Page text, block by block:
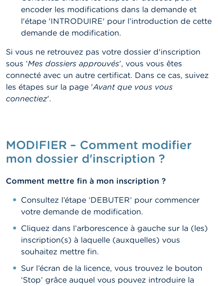
encoder les modifications dans la demande et
l'étape 'INTRODUIRE' pour l’introduction de cette
demande de modification.
Si vous ne retrouvez pas votre dossier d'inscription
sous ‘Mes dossiers approuvés’, vous vous êtes
connecté avec un autre certificat. Dans ce cas, suivez
les étapes sur la page 'Avant que vous vous
connectiez'.
MODIFIER – Comment modifier
mon dossier d'inscription ?
Comment mettre fin à mon inscription ?
Consultez l’étape ‘DEBUTER’ pour commencer
votre demande de modification.
Cliquez dans l’arborescence à gauche sur la (les)
inscription(s) à laquelle (auxquelles) vous
souhaitez mettre fin.
Sur l’écran de la licence, vous trouvez le bouton
‘Stop’ grâce auquel vous pouvez introduire la